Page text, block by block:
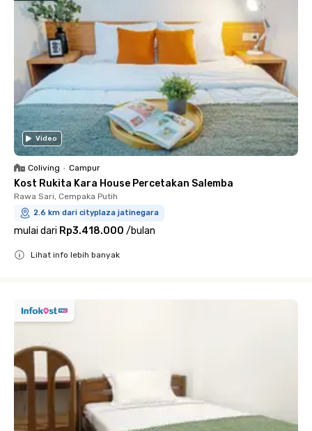
Video
Coliving • Campur
Kost Rukita Kara House Percetakan Salemba
Rawa Sari, Cempaka Putih
2.6 km dari cityplaza jatinegara
mulai dari Rp3.418.000 /bulan
Lihat info lebih banyak